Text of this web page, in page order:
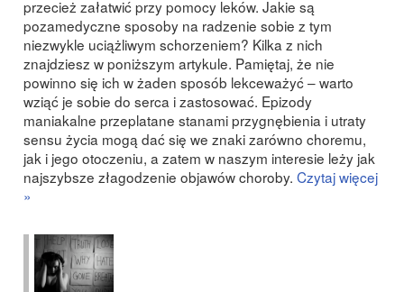
przecież załatwić przy pomocy leków. Jakie są
pozamedyczne sposoby na radzenie sobie z tym
niezwykle uciążliwym schorzeniem? Kilka z nich
znajdziesz w poniższym artykule. Pamiętaj, że nie
powinno się ich w żaden sposób lekceważyć – warto
wziąć je sobie do serca i zastosować. Epizody
maniakalne przeplatane stanami przygnębienia i utraty
sensu życia mogą dać się we znaki zarówno choremu,
jak i jego otoczeniu, a zatem w naszym interesie leży jak
najszybsze złagodzenie objawów choroby. Czytaj więcej
»